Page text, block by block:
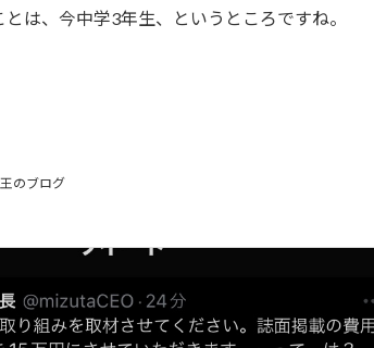
は、今中学3年生、というところですね。
のブログ